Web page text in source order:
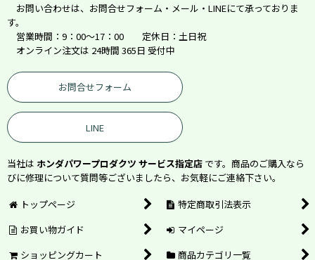
お問い合わせは、お問合せフォーム・メール・LINEにて承っておりま
す。
営業時間：9：00～17：00 定休日：土日祝
オンライン注文は 24時間 365日 受付中
お問合せフォーム
LINE
当社は ホンダパワープロダクツ サービス指定店 です。商品のご購入なら
びに修理について質問等ございましたら、お気軽にご連絡下さい。
トップページ
特定商取引法表示
お買い物ガイド
マイページ
ショッピングカート
商品カテゴリ一覧